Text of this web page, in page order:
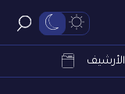
الأرشيف